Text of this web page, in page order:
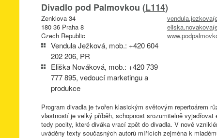
Divadlo pod Palmovkou (L114)
Zenklova 34
180 36 Praha 8
Czech Republic
Vendula Ježková, mob.: +420 604
202 206, PR
Eliška Nováková, mob.: +420 739
777 895, vedoucí marketingu a
produkce
Program divadla je tvořen klasickým světovým repertoárem
vlastností je velký příběh, schopnost srozumitelně
tedy pocity, které diváka vrací zpět do divadla. V nově
uváděny texty současných autorů mířících zejména k